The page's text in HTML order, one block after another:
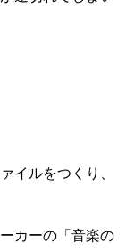
イルをつくり、
カーの「音楽の